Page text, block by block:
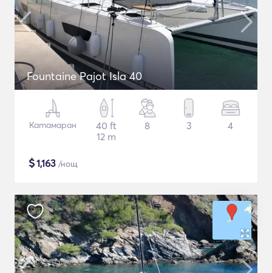
Fountaine Pajot Isla 40
Катамаран
40 ft
12 m
8 3 4
$1,163 /нощ